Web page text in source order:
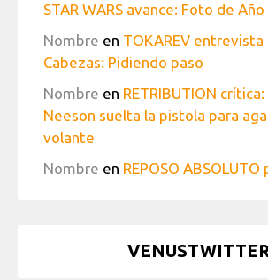
STAR WARS avance: Foto de
Nombre en TOKAREV entrevista
Cabezas: Pidiendo paso
Nombre en RETRIBUTION crítica:
Neeson suelta la pistola para
volante
Nombre en REPOSO